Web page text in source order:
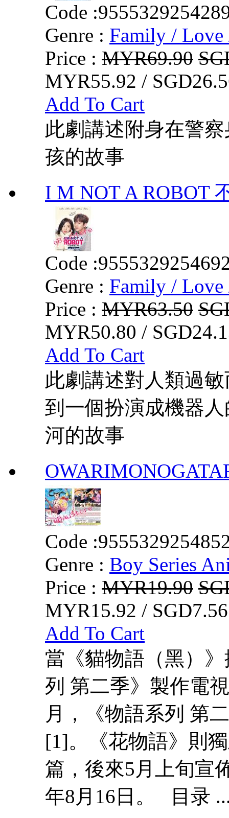
Code :
Genre : Family / Love
Price : MYR69.90
MYR55.92 /
Add To Cart
此劇講述附身在警
孩的故事
I M NOT A ROBOT
Code :
Genre : Family / Love
Price : MYR63.50
MYR50.80 /
Add To Cart
此劇講述對人類過
到一個扮演成機器
河的故事
Code :
Genre : Boy Series
Price : MYR19.90
MYR15.92 /
Add To Cart
當《貓物語（黑）
列 第二季》製作電
月，《物語系列 第
[1]。《花物語》則
篇，後來5月上旬宣
年8月16日。 目录